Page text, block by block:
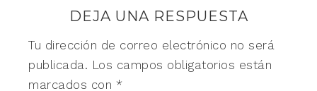
DEJA UNA RESPUESTA
Tu dirección de correo electrónico no será
publicada. Los campos obligatorios están
marcados con *